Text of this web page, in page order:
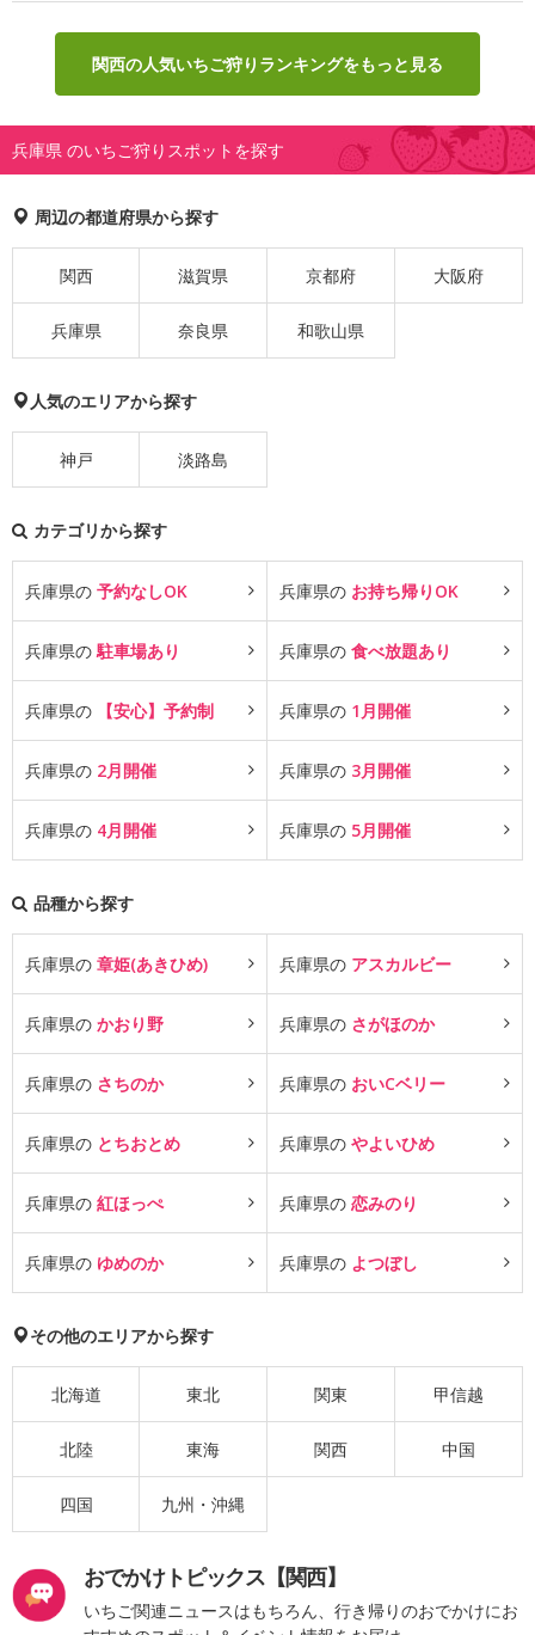
関西の人気いちご狩りランキングをもっと見る
兵庫県 のいちご狩りスポットを探す
周辺の都道府県から探す
関西 滋賀県 京都府 大阪府
兵庫県 奈良県 和歌山県
人気のエリアから探す
神戸 淡路島
カテゴリから探す
兵庫県の 予約なしOK 兵庫県の お持ち帰りOK
兵庫県の 駐車場あり 兵庫県の 食べ放題あり
兵庫県の 【安心】予約制 兵庫県の 1月開催
兵庫県の 2月開催 兵庫県の 3月開催
兵庫県の 4月開催 兵庫県の 5月開催
品種から探す
兵庫県の 章姫(あきひめ) 兵庫県の アスカルビー
兵庫県の かおり野 兵庫県の さがほのか
兵庫県の さちのか 兵庫県の おいCベリー
兵庫県の とちおとめ 兵庫県の やよいひめ
兵庫県の 紅ほっぺ 兵庫県の 恋みのり
兵庫県の ゆめのか 兵庫県の よつぼし
その他のエリアから探す
北海道 東北 関東 甲信越
北陸 東海 関西 中国
四国 九州・沖縄
おでかけトピックス【関西】
いちご関連ニュースはもちろん、行き帰りのおでかけにお